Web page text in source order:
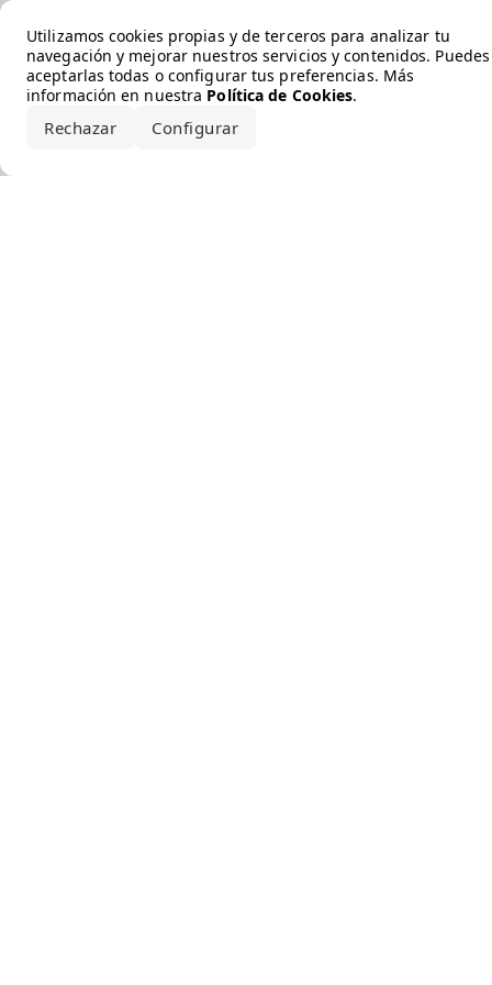
Utilizamos cookies propias y de terceros para analizar tu
navegación y mejorar nuestros servicios y contenidos. Puedes
aceptarlas todas o configurar tus preferencias. Más
información en nuestra Política de Cookies.
Rechazar Configurar
Error loading the brand